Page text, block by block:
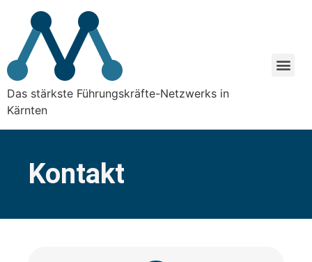
Das stärkste Führungskräfte-Netzwerks in
Kärnten
Kontakt